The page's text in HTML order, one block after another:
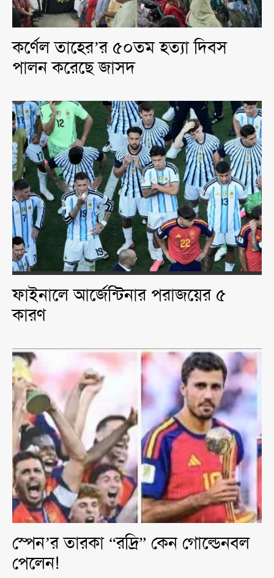
কর্ণেল তাহের’র ৫০তম হত্যা দিবস
পালন করেছে জাসদ
ফাইনালে আর্জেন্টিনার পরাজয়ের ৫
কারণ
স্পেন’র তারকা “রদ্রি” কেন গোল্ডেনবল
পেলেন!